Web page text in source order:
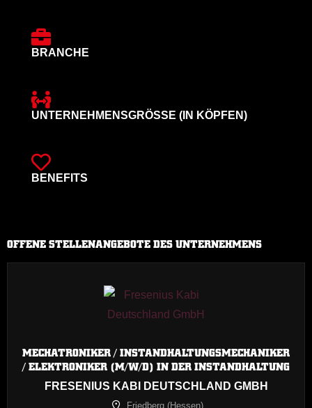
OFFENE STELLENANGEBOTE DES UNTERNEHMENS
MECHATRONIKER / INSTANDHALTUNGSMECHANIKER
/ ELEKTRONIKER (M/W/D) IN DER INSTANDHALTUNG
FRESENIUS KABI DEUTSCHLAND GMBH
Friedberg (Hessen)
BRANCHE
UNTERNEHMENSGRÖSSE (IN KÖPFEN)
BENEFITS